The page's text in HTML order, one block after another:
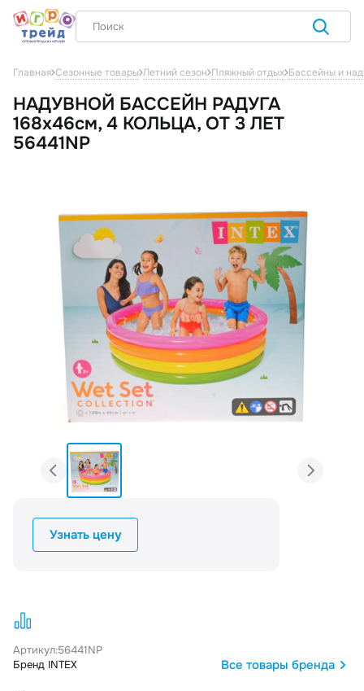
Главная Сезонные товары Летний сезон Пляжный отдых Бассейны и
НАДУВНОЙ БАССЕЙН РАДУГА
168х46см, 4 КОЛЬЦА, ОТ 3 ЛЕТ
56441NP
Узнать цену
Артикул:56441NP
Бренд INTEX
Все товары бренда